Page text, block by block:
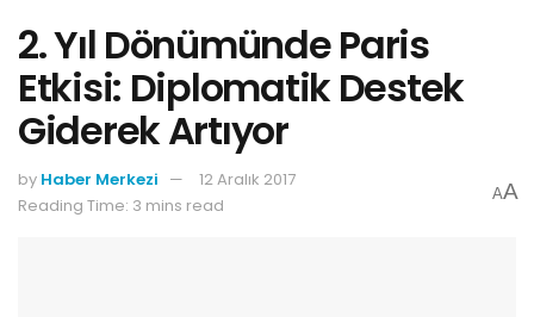
2. Yıl Dönümünde Paris
Etkisi: Diplomatik Destek
Giderek Artıyor
by Haber Merkezi
12 Aralık 2017
Reading Time: 3 mins read
AA